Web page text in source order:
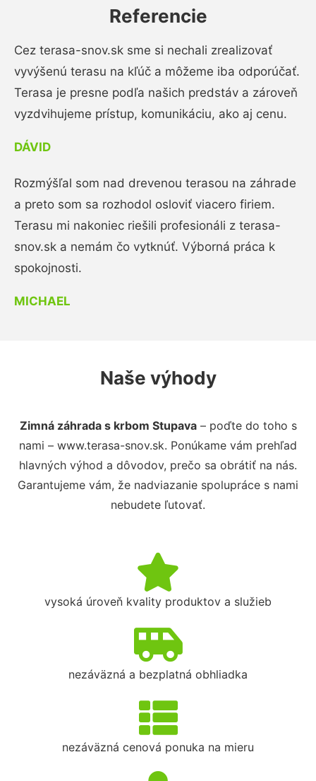
Referencie
Cez terasa-snov.sk sme si nechali zrealizovať
vyvýšenú terasu na kľúč a môžeme iba odporúčať.
Terasa je presne podľa našich predstáv a zároveň
vyzdvihujeme prístup, komunikáciu, ako aj cenu.
DÁVID
Rozmýšľal som nad drevenou terasou na záhrade
a preto som sa rozhodol osloviť viacero firiem.
Terasu mi nakoniec riešili profesionáli z terasa-
snov.sk a nemám čo vytknúť. Výborná práca k
spokojnosti.
MICHAEL
Naše výhody
Zimná záhrada s krbom Stupava– poďte do toho s
nami – www.terasa-snov.sk. Ponúkame vám prehľad
hlavných výhod a dôvodov, prečo sa obrátiť na nás.
Garantujeme vám, že nadviazanie spolupráce s nami
nebudete ľutovať.
vysoká úroveň kvality produktov a služieb
nezáväzná a bezplatná obhliadka
nezáväzná cenová ponuka na mieru